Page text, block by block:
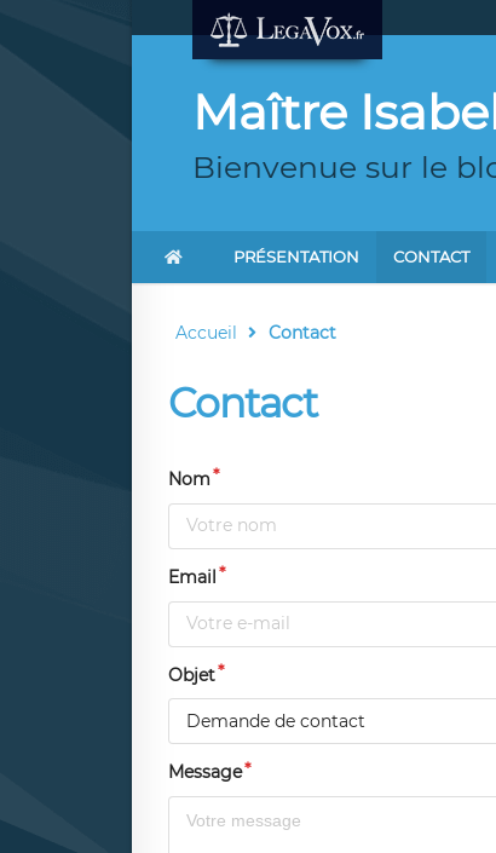
Maître
Bienvenue sur le
PRÉSENTATION CONTACT
Accueil Contact
Contact
Nom
Email
Objet
Demande de contact
Message